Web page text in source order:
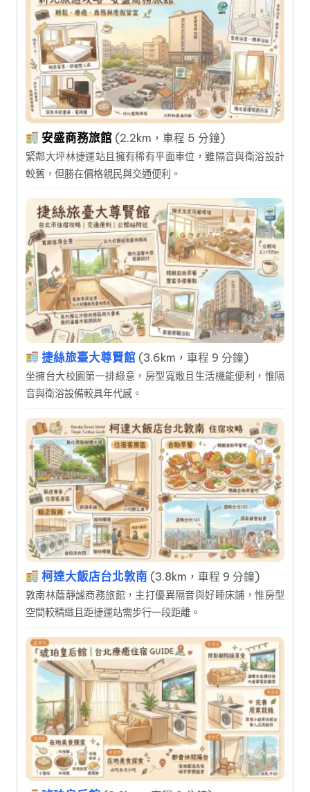
安盛商務旅館 (2.2km，車程 5 分鐘)
緊鄰大坪林捷運站且擁有稀有平面車位，雖隔音與衛浴設計
較舊，但勝在價格親民與交通便利。
捷絲旅臺大尊賢館 (3.6km，車程 9 分鐘)
坐擁台大校園第一排綠意，房型寬敞且生活機能便利，惟隔
音與衛浴設備較具年代感。
柯達大飯店台北敦南 (3.8km，車程 9 分鐘)
敦南林蔭靜謐商務旅館，主打優異隔音與好睡床鋪，惟房型
空間較精緻且距捷運站需步行一段距離。